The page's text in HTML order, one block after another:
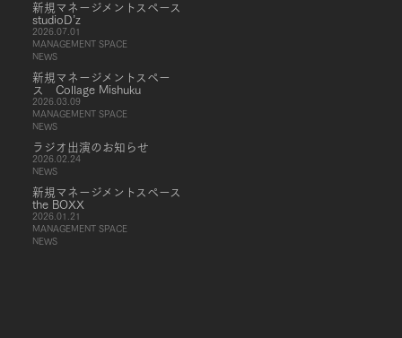
新規マネージメントスペース
studioD’z
2026.07.01
MANAGEMENT SPACE
NEWS
新規マネージメントスペー
ス Collage Mishuku
2026.03.09
MANAGEMENT SPACE
NEWS
ラジオ出演のお知らせ
2026.02.24
NEWS
新規マネージメントスペース
the BOXX
2026.01.21
MANAGEMENT SPACE
NEWS